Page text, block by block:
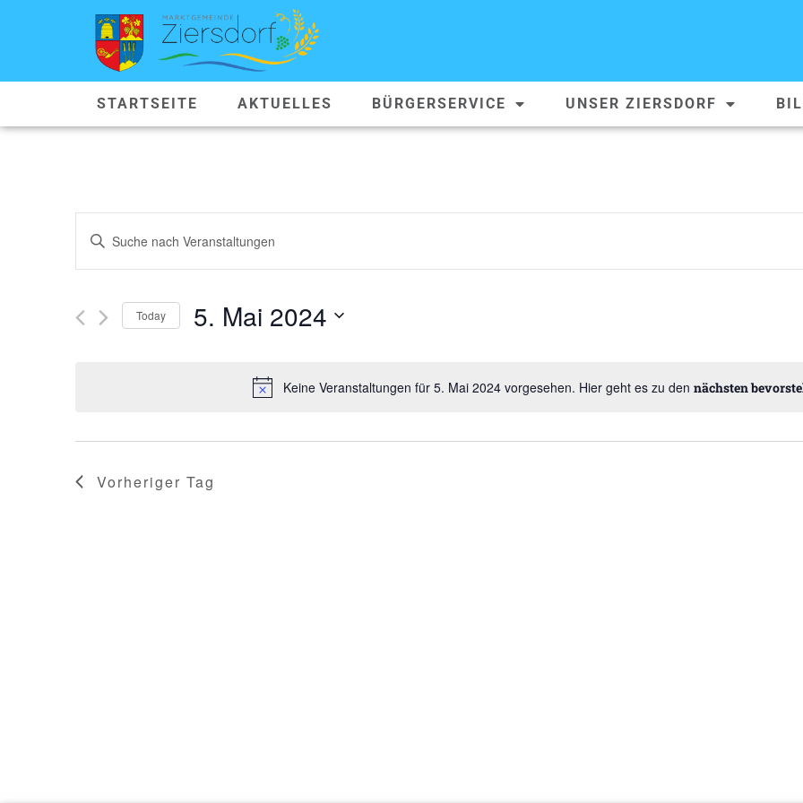
STARTSEITE AKTUELLES BÜRGERSERVICE UNSER ZIERSDORF
Keine Veranstaltungen für 5. Mai 2024 vorgesehen. Hier geht es zu den nächsten
VERANSTALTUNGEN
SUCHE
UND
ANSICHTEN,
Geben
Sie
Schlüsselwort.
Veranstaltungen
Schlüsselwort.
Today 5. Mai 2024
Vorheriger Tag